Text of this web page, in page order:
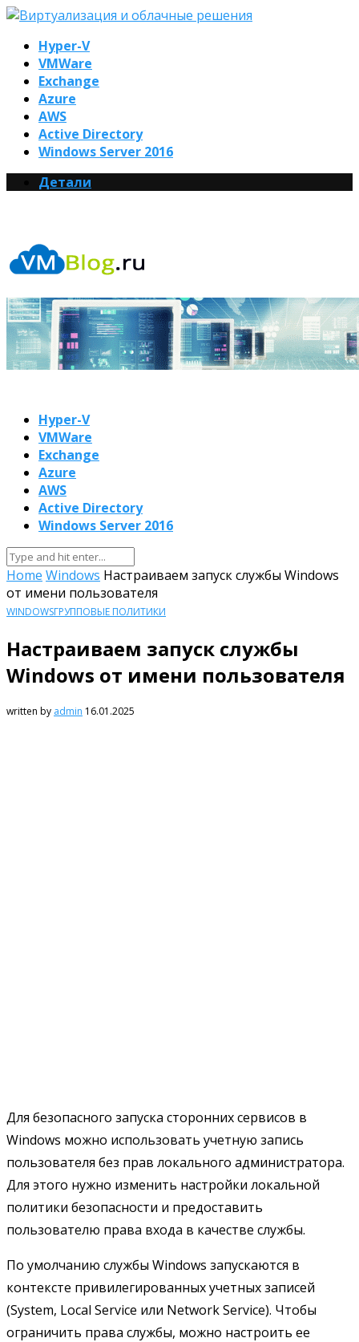
Hyper-V
VMWare
Exchange
Azure
AWS
Active Directory
Windows Server 2016
Детали
Hyper-V
VMWare
Exchange
Azure
AWS
Active Directory
Windows Server 2016
Home Windows Настраиваем запуск службы Windows
от имени пользователя
WINDOWSГРУППОВЫЕ ПОЛИТИКИ
Настраиваем запуск службы
Windows от имени пользователя
written by admin 16.01.2025
Для безопасного запуска сторонних сервисов в
Windows можно использовать учетную запись
пользователя без прав локального администратора.
Для этого нужно изменить настройки локальной
политики безопасности и предоставить
пользователю права входа в качестве службы.
По умолчанию службы Windows запускаются в
контексте привилегированных учетных записей
(System, Local Service или Network Service). Чтобы
ограничить права службы, можно настроить ее